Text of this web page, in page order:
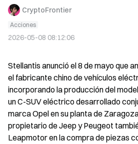
CryptoFrontier
Acciones
2026-05-08 08:12:06
Stellantis anunció el 8 de mayo que
el fabricante chino de vehículos
incorporando la producción del
un C-SUV eléctrico desarrollado
marca Opel en su planta de
propietario de Jeep y Peugeot
Leapmotor en la compra de piezas